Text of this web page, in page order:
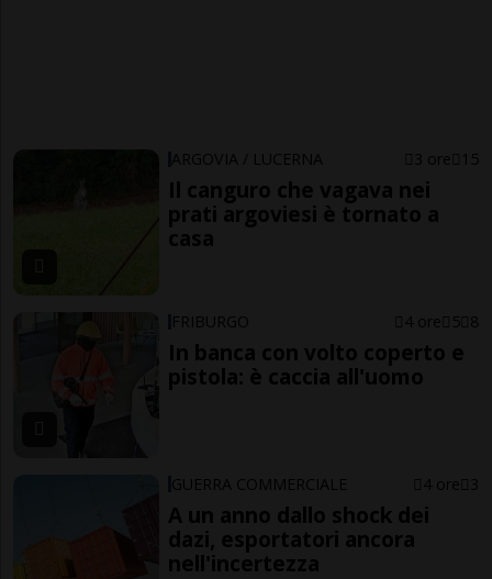
ARGOVIA / LUCERNA 3 ore 15
Il canguro che vagava nei
prati argoviesi è tornato a
casa
FRIBURGO 4 ore 5 8
In banca con volto coperto e
pistola: è caccia all'uomo
GUERRA COMMERCIALE 4 ore 3
A un anno dallo shock dei
dazi, esportatori ancora
nell'incertezza